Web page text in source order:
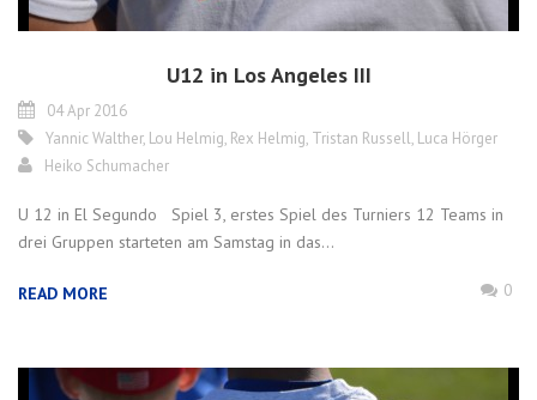
U12 in Los Angeles III
04 Apr 2016
Yannic Walther, Lou Helmig, Rex Helmig, Tristan Russell, Luca Hörger
Heiko Schumacher
U 12 in El Segundo Spiel 3, erstes Spiel des Turniers 12 Teams in
drei Gruppen starteten am Samstag in das...
READ MORE 0